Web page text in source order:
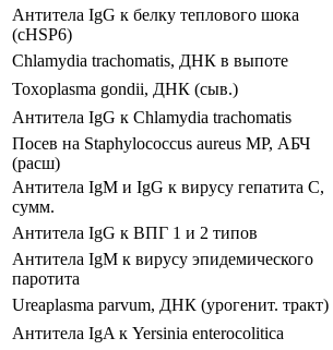
Антитела IgG к белку теплового шока
(cHSP6)
Chlamydia trachomatis, ДНК в выпоте
Toxoplasma gondii, ДНК (сыв.)
Антитела IgG к Chlamydia trachomatis
Посев на Staphylococcus aureus МР, АБЧ
(расш)
Антитела IgM и IgG к вирусу гепатита С,
сумм.
Антитела IgG к ВПГ 1 и 2 типов
Антитела IgM к вирусу эпидемического
паротита
Ureaplasma рarvum, ДНК (урогенит. тракт)
Антитела IgA к Yersinia еnterocolitica